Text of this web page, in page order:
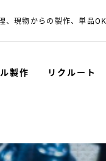
、現物からの製作、単品OK
製作 リクルート